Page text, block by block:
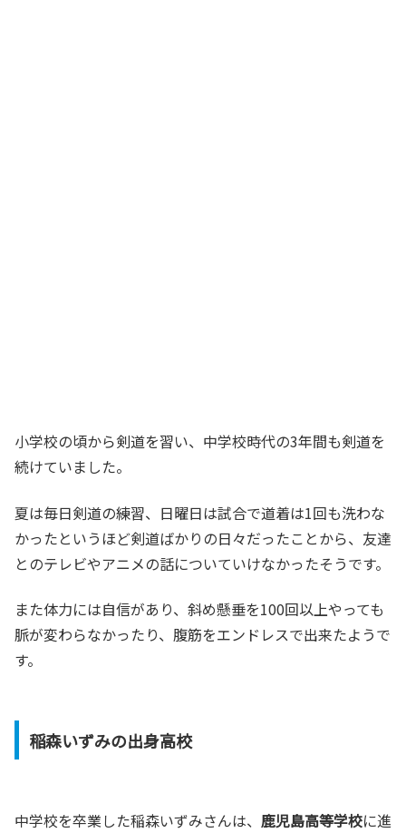
小学校の頃から剣道を習い、中学校時代の3年間も剣道を
続けていました。
夏は毎日剣道の練習、日曜日は試合で道着は1回も洗わな
かったというほど剣道ばかりの日々だったことから、友達
とのテレビやアニメの話についていけなかったそうです。
また体力には自信があり、斜め懸垂を100回以上やっても
脈が変わらなかったり、腹筋をエンドレスで出来たようで
す。
稲森いずみの出身高校
中学校を卒業した稲森いずみさんは、 鹿児島高等学校に進